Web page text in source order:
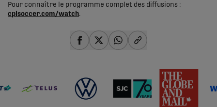
Pour connaître le programme complet des diffusions :
cplsoccer.com/watch.